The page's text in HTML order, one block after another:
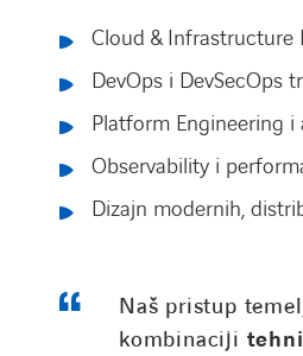
Cloud & Infrastructure
DevOps i DevSecOps
Platform Engineering
Observability i
Dizajn modernih,
Naš pristup
kombinaciji